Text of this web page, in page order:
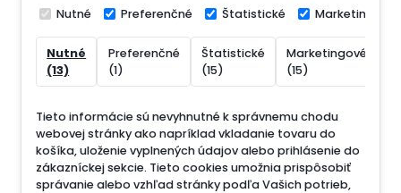
Nutné Preferenčné Štatistické Marketingové
Nutné
(13)
Preferenčné
(1)
Štatistické
(15)
Marketingové
(15)
Tieto informácie sú nevyhnutné k správnemu chodu
webovej stránky ako napríklad vkladanie tovaru do
košíka, uloženie vyplnených údajov alebo prihlásenie do
zákazníckej sekcie. Tieto cookies umožnia prispôsobiť
správanie alebo vzhľad stránky podľa Vašich potrieb,